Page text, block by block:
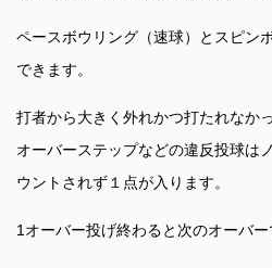
ペースボウリング（速球）とスピン
できます。
打者から大きく外れかつ打たれなか
オーバーステップなどの違反投球は
ウントされず１点が入ります。
1オーバー投げ終わると次のオーバー